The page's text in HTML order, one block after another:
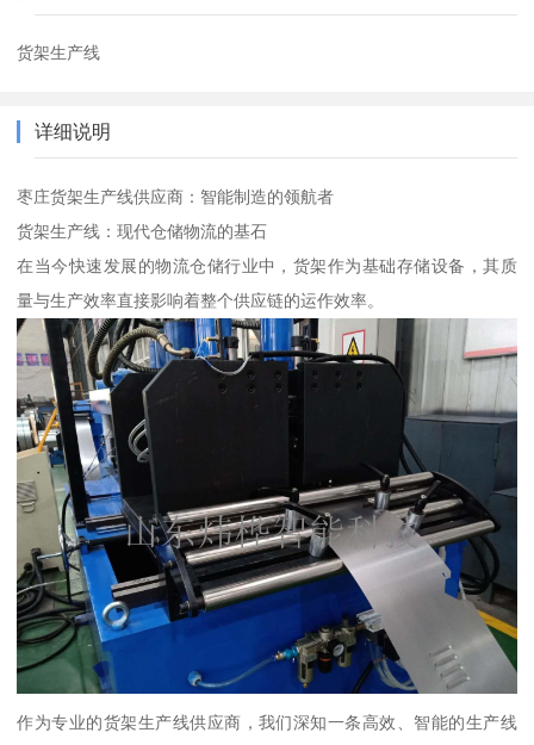
货架生产线
详细说明
枣庄货架生产线供应商：智能制造的领航者
货架生产线：现代仓储物流的基石
在当今快速发展的物流仓储行业中，货架作为基础存储设备，其质
量与生产效率直接影响着整个供应链的运作效率。
作为专业的货架生产线供应商，我们深知一条高效、智能的生产线